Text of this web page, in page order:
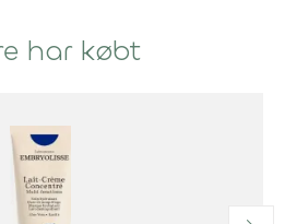
har købt